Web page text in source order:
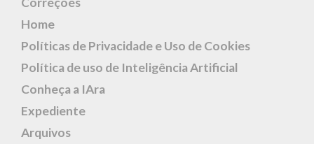
Home
Políticas de Privacidade e Uso de Cookies
Política de uso de Inteligência Artificial
Conheça a IAra
Expediente
Arquivos